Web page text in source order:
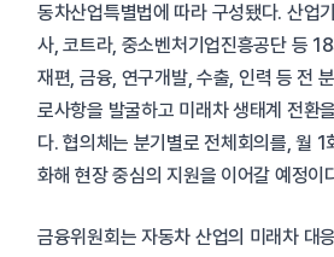
동차산업특별법에 따라 구성됐다. 산업
사, 코트라, 중소벤처기업진흥공단 등
재편, 금융, 연구개발, 수출, 인력 등 전
로사항을 발굴하고 미래차 생태계 전환
다. 협의체는 분기별로 전체회의를, 월 1
화해 현장 중심의 지원을 이어갈 예정이
금융위원회는 자동차 산업의 미래차 대